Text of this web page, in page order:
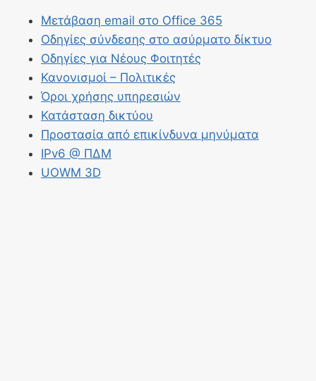
Μετάβαση email στο Office 365
Οδηγίες σύνδεσης στο ασύρματο δίκτυο
Οδηγίες για Νέους Φοιτητές
Κανονισμοί – Πολιτικές
Όροι χρήσης υπηρεσιών
Κατάσταση δικτύου
Προστασία από επικίνδυνα μηνύματα
IPv6 @ ΠΔΜ
UOWM 3D